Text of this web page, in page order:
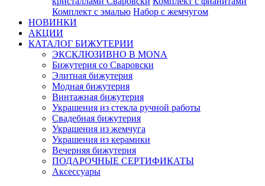
Комплект с эмалью Набор с жемчугом
НОВИНКИ
АКЦИИ
КАТАЛОГ БИЖУТЕРИИ
ЭКСКЛЮЗИВНО В MONA
Бижутерия со Сваровски
Элитная бижутерия
Модная бижутерия
Винтажная бижутерия
Украшения из стекла ручной работы
Свадебная бижутерия
Украшения из жемчуга
Украшения из керамики
Вечерняя бижутерия
ПОДАРОЧНЫЕ СЕРТИФИКАТЫ
Аксессуары